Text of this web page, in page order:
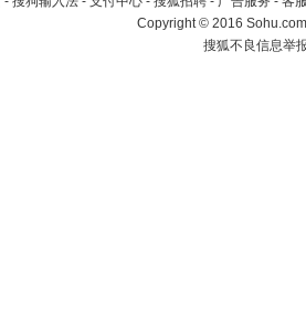
Copyright©2016
搜狐不良信息举